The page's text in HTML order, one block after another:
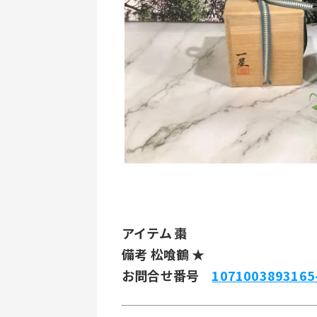
アイテム 棗
備考 松喰鶴 ★
お問合せ番号